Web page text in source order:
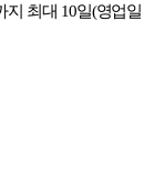
최대 10일(영업